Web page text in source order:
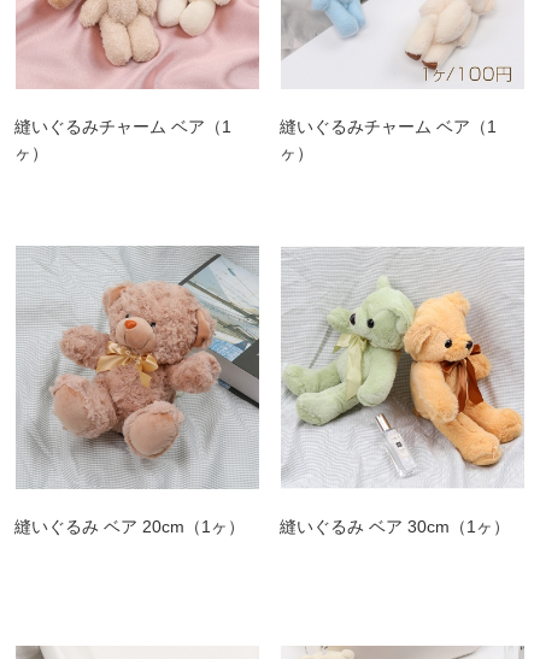
縫いぐるみチャーム ベア（1
ヶ）
縫いぐるみチャーム ベア（1
ヶ）
縫いぐるみ ベア 20cm（1ヶ） 縫いぐるみ ベア 30cm（1ヶ）